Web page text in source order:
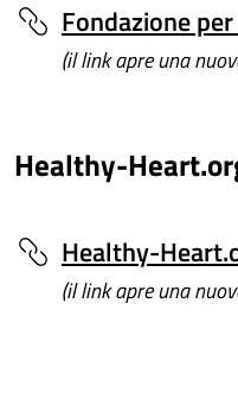
Fondazione
(il link apre una
Healthy-
Healthy-
(il link apre una